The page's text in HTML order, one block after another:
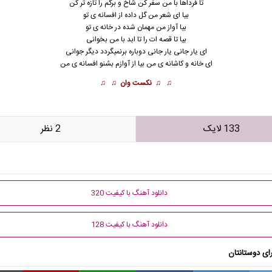
تا فرداها با من سفر کن شاخ و برگم را تازه تر کن
بیا ای شعر من گل داده از افسانه ی تو
بیا آواز من مهمان شده در خانه ی تو
بیا تا قصه ات را تا ابد با من بخوانی
ای یار جانی یار جانی دوباره برنمیگردد دیگر جوانی
ای خانه و کاشانه ی من بیا از آوازم بشنو افسانه ی من
♫ ♫ نکست وان ♫ ♫
133 لایک 2 نظر
دانلود آهنگ با کیفیت 320
دانلود آهنگ با کیفیت 128
دوستانتان